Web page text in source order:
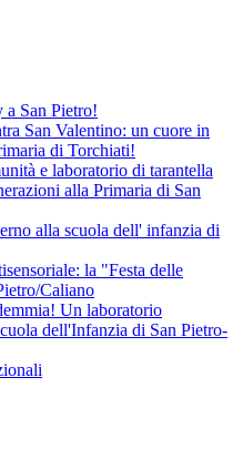
a San Pietro!
San Valentino: un cuore in
di Torchiati!
e laboratorio di tarantella
alla Primaria di San
alla scuola dell' infanzia di
la "Festa delle
Caliano
Un laboratorio
dell'Infanzia di San Pietro-